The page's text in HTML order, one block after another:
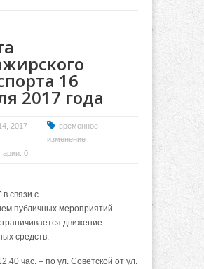
16
2017 года
2017
временное
изменение
0
связи с
публичных мероприятий
движение
средств:
час. – по ул. Советской от ул.